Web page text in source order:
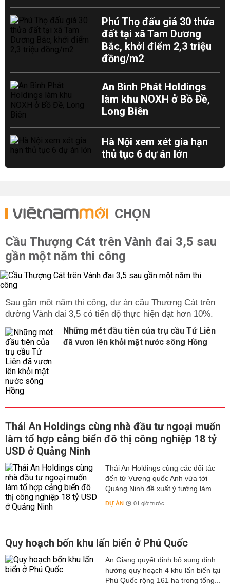
Phú Thọ đấu giá 30 thửa
đất tại xã Tam Dương
Bắc, khởi điểm 2,3 triệu
đồng/m2
An Bình Phát Holdings
làm khu NOXH ở Bồ Đề,
Long Biên
Hà Nội xem xét gia hạn
thủ tục 6 dự án lớn
CHỌN
Cầu Thượng Cát trên Vành đai 3,5 sau
gần một năm thi công
Sau gần một năm thi công, dự án cầu Thượng Cát trên
đường Vành đai 3,5 có tiến độ thực hiện đạt hơn 10%.
Những mét đầu tiên của trụ cầu Tứ Liên
đã vươn lên khỏi mặt nước sông Hồng
Thái An Holdings cùng nhà đầu tư ngoại muốn
làm tổ hợp cảng biển đô thị công nghiệp 18 tỷ
USD ở Quảng Ninh
Thái An Holdings cùng các đối tác
đến từ Vương quốc Anh vừa tới
Quảng Ninh đề xuất ý tưởng làm...
DỰ ÁN 01 giờ trước
Quy hoạch bốn khu lấn biển ở Phú Quốc
An Giang quyết định bổ sung định
hướng quy hoạch 4 khu lấn biển tại
Phú Quốc rộng 161 ha trong tổng...